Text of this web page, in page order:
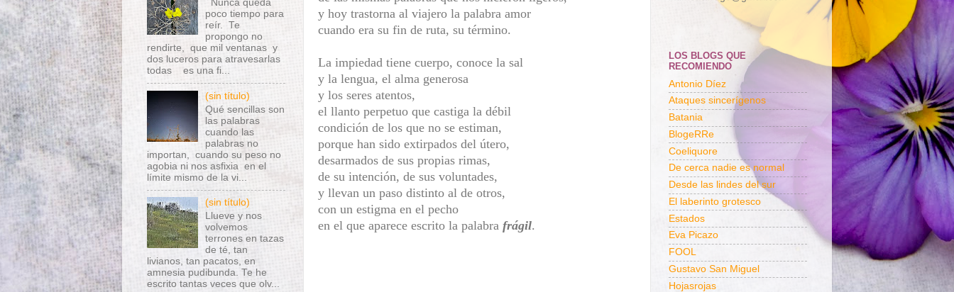
y hoy trastorna al viajero la palabra amor
cuando era su fin de ruta, su término.
La impiedad tiene cuerpo, conoce la sal
y la lengua, el alma generosa
y los seres atentos,
el llanto perpetuo que castiga la débil
condición de los que no se estiman,
porque han sido extirpados del útero,
desarmados de sus propias rimas,
de su intención, de sus voluntades,
y llevan un paso distinto al de otros,
con un estigma en el pecho
en el que aparece escrito la palabra frágil.
Nunca queda
poco tiempo para
reír. Te
propongo no
rendirte, que mil ventanas y
dos luceros para atravesarlas
todas es una fi...
(sin título)
Qué sencillas son
las palabras
cuando las
palabras no
importan, cuando su peso no
agobia ni nos asfixia en el
límite mismo de la vi...
(sin título)
Llueve y nos
volvemos
terrones en tazas
de té, tan
livianos, tan pacatos, en
amnesia pudibunda. Te he
escrito tantas veces que olv...
LOS BLOGS QUE
RECOMIENDO
Antonio Díez
Ataques sincerígenos
Batania
BlogeRRe
Coeliquore
De cerca nadie es normal
Desde las lindes del sur
El laberinto grotesco
Estados
Eva Picazo
FOOL
Gustavo San Miguel
Hojasrojas